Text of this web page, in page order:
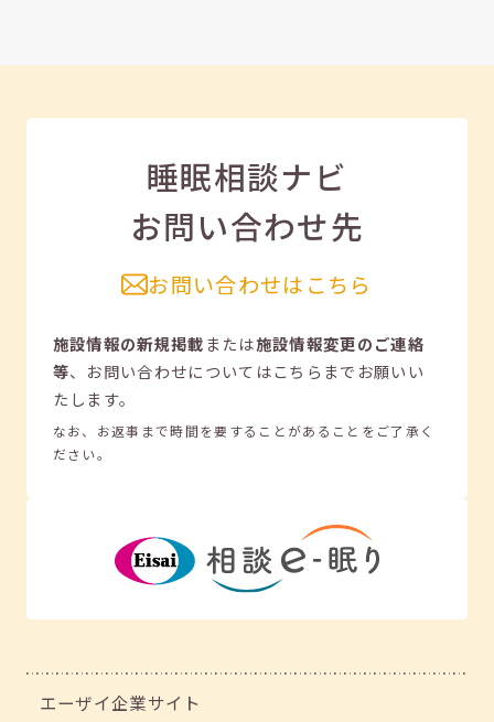
睡眠相談ナビ
お問い合わせ先
お問い合わせはこちら
施設情報の新規掲載または施設情報変更のご連絡
等、 お問い合わせについてはこちらまでお願いい
たします。
なお、お返事まで時間を要することがあることをご了承く
ださい。
エーザイ企業サイト